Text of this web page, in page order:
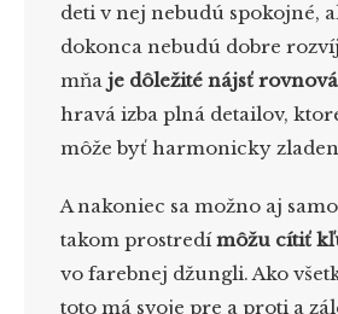
deti v nej nebudú spokojné,
dokonca nebudú dobre
mňa je dôležité nájsť
hravá izba plná detailov,
môže byť harmonicky
A nakoniec sa možno aj
takom prostredí môžu cítiť
vo farebnej džungli. Ako
toto má svoje pre a proti a